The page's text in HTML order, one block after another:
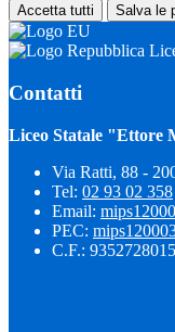
Accetta tutti Salva le
Contatti
Liceo Statale "Ettore
Via Ratti, 88 -
Tel: 02 93 02 358
Email:
PEC:
C.F.: